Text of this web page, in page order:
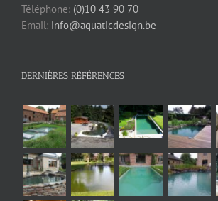
Téléphone: (0)10 43 90 70
Email: info@aquaticdesign.be
DERNIÈRES RÉFÉRENCES